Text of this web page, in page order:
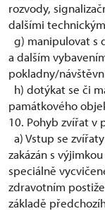
rozvody,
dalšími
g) manipulovat s
a dalším
pokladny/
h) dotýkat se či
památkového
10. Pohyb zvířat v
a) Vstup se
zakázán s
speciálně
zdravotním
základě